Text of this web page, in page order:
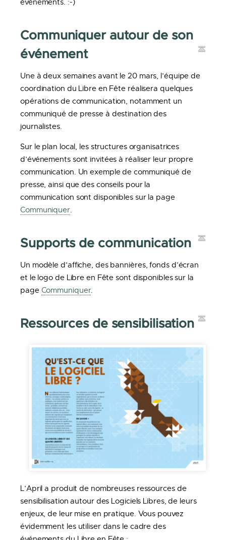
événements. :-)
Communiquer autour de son
événement
Une à deux semaines avant le 20 mars, l’équipe de
coordination du Libre en Fête réalisera quelques
opérations de communication, notamment un
communiqué de presse à destination des
journalistes.
Sur le plan local, les structures organisatrices
d’événements sont invitées à réaliser leur propre
communication. Un exemple de communiqué de
presse, ainsi que des conseils pour la
communication sont disponibles sur la page
Communiquer.
Supports de communication
Un modèle d’affiche, des bannières, fonds d’écran
et le logo de Libre en Fête sont disponibles sur la
page Communiquer.
Ressources de sensibilisation
L’April a produit de nombreuses ressources de
sensibilisation autour des Logiciels Libres, de leurs
enjeux, de leur mise en pratique. Vous pouvez
évidemment les utiliser dans le cadre des